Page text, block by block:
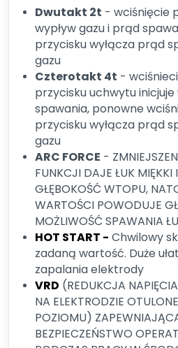
Dwutakt 2t - wciśnięcie
wypływ gazu i prąd
przycisku wyłącza prąd
gazu
Czterotakt 4t -
przycisku uchwytu
spawania, ponowne
przycisku wyłącza prąd
gazu
ARC FORCE -
FUNKCJI DAJE ŁUK MIĘKKI
GŁĘBOKOŚĆ WTOPU,
WARTOŚCI POWODUJE
MOŻLIWOŚĆ SPAWANIA
HOT START - Chwilowy
zadaną wartość. Duże
zapalania elektrody
VRD (REDUKCJA
NA ELEKTRODZIE
POZIOMU)
BEZPIECZEŃSTWO